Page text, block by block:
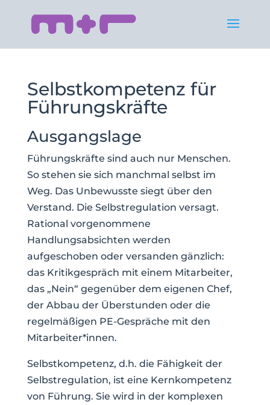
Selbstkompetenz für
Führungskräfte
Ausgangslage
Führungskräfte sind auch nur Menschen.
So stehen sie sich manchmal selbst im
Weg. Das Unbewusste siegt über den
Verstand. Die Selbstregulation versagt.
Rational vorgenommene
Handlungsabsichten werden
aufgeschoben oder versanden gänzlich:
das Kritikgespräch mit einem Mitarbeiter,
das „Nein“ gegenüber dem eigenen Chef,
der Abbau der Überstunden oder die
regelmäßigen PE-Gespräche mit den
Mitarbeiter*innen.
Selbstkompetenz, d.h. die Fähigkeit der
Selbstregulation, ist eine Kernkompetenz
von Führung. Sie wird in der komplexen